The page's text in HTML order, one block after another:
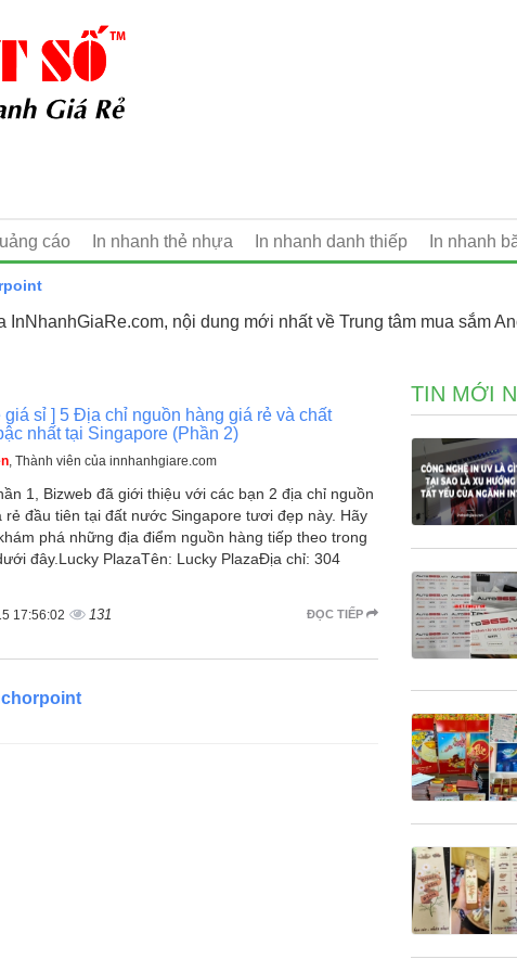
cáo In nhanh thẻ nhựa In nhanh danh thiếp In nhanh
InNhanhGiaRe.com, nội dung mới nhất về Trung tâm mua sắm
giá sỉ ] 5 Địa chỉ nguồn hàng giá rẻ và chất
nhất tại Singapore (Phần 2)
, Thành viên của innhanhgiare.com
1, Bizweb đã giới thiệu với các bạn 2 địa chỉ nguồn
rẻ đầu tiên tại đất nước Singapore tươi đẹp này. Hãy
phá những địa điểm nguồn hàng tiếp theo trong
đây.Lucky PlazaTên: Lucky PlazaĐịa chỉ: 304
ĐỌC TIẾP
17:56:02 131
TIN MỚI